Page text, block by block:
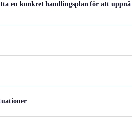
en konkret handlingsplan för att uppnå